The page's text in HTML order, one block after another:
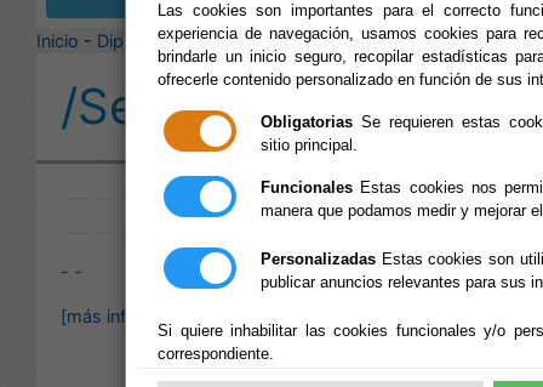
Las cookies son importantes para el correcto
experiencia de navegación, usamos cookies para
brindarle un inicio seguro, recopilar estadísticas
ofrecerle contenido personalizado en función de sus
Obligatorias Se requieren estas
sitio principal.
Funcionales Estas cookies nos
manera que podamos medir y mejorar
Personalizadas Estas cookies son
publicar anuncios relevantes para sus
Si quiere inhabilitar las cookies funcionales y/o
correspondiente.
Inicio - Diputación -
/Servicios/
- -
Publicado:
[más información]